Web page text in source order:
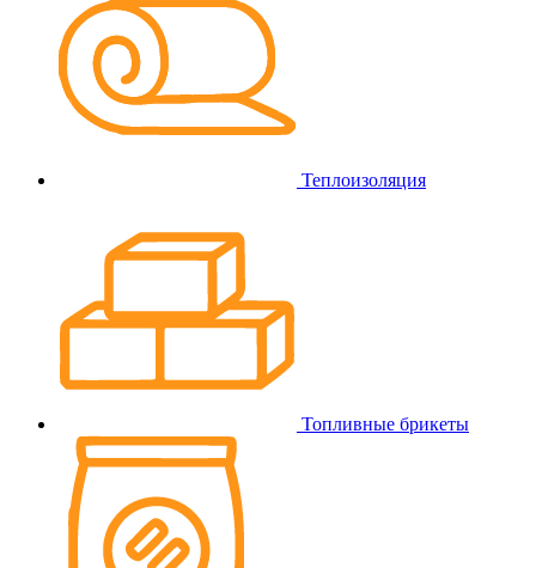
Теплоизоляция
Топливные брикеты